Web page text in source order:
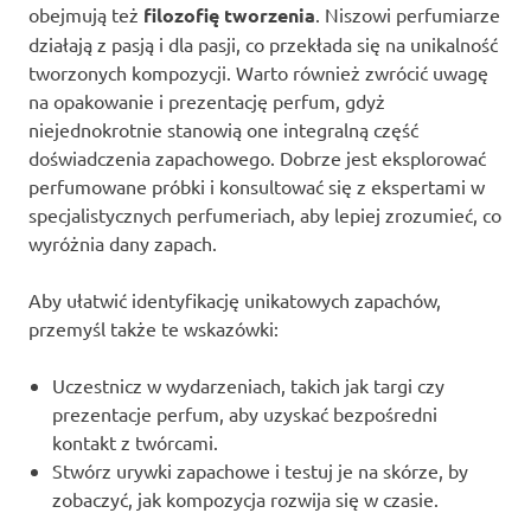
obejmują też filozofię tworzenia. Niszowi perfumiarze
działają z pasją i dla pasji, co przekłada się na unikalność
tworzonych kompozycji. Warto również zwrócić uwagę
na opakowanie i prezentację perfum, gdyż
niejednokrotnie stanowią one integralną część
doświadczenia zapachowego. Dobrze jest eksplorować
perfumowane próbki i konsultować się z ekspertami w
specjalistycznych perfumeriach, aby lepiej zrozumieć, co
wyróżnia dany zapach.
Aby ułatwić identyfikację unikatowych zapachów,
przemyśl także te wskazówki:
Uczestnicz w wydarzeniach, takich jak targi czy
prezentacje perfum, aby uzyskać bezpośredni
kontakt z twórcami.
Stwórz urywki zapachowe i testuj je na skórze, by
zobaczyć, jak kompozycja rozwija się w czasie.